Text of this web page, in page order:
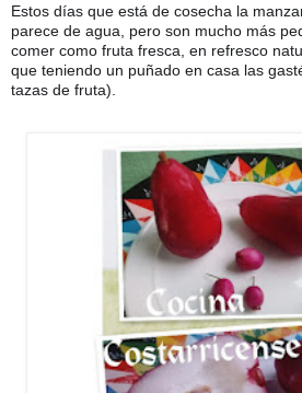
Estos días que está de cosecha la
parece de agua, pero son mucho más
comer como fruta fresca, en refresco
que teniendo un puñado en casa las
tazas de fruta).